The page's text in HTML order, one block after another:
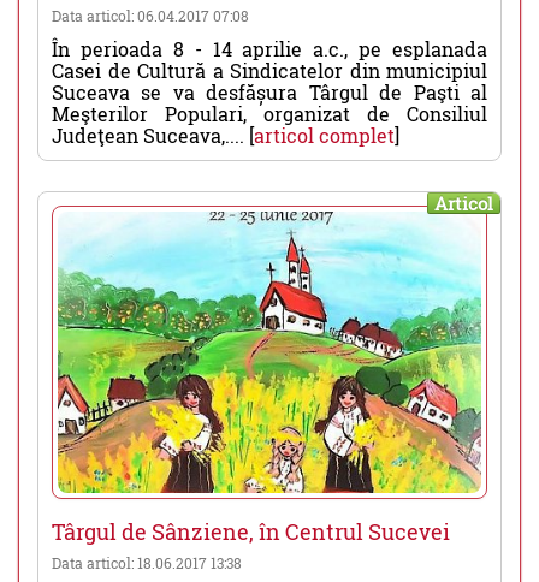
Data articol: 06.04.2017 07:08
În perioada 8 - 14 aprilie a.c., pe esplanada
Casei de Cultură a Sindicatelor din municipiul
Suceava se va desfășura Târgul de Paşti al
Meşterilor Populari, organizat de Consiliul
Judeţean Suceava,.... [articol complet]
Articol
Târgul de Sânziene, în Centrul Sucevei
Data articol: 18.06.2017 13:38